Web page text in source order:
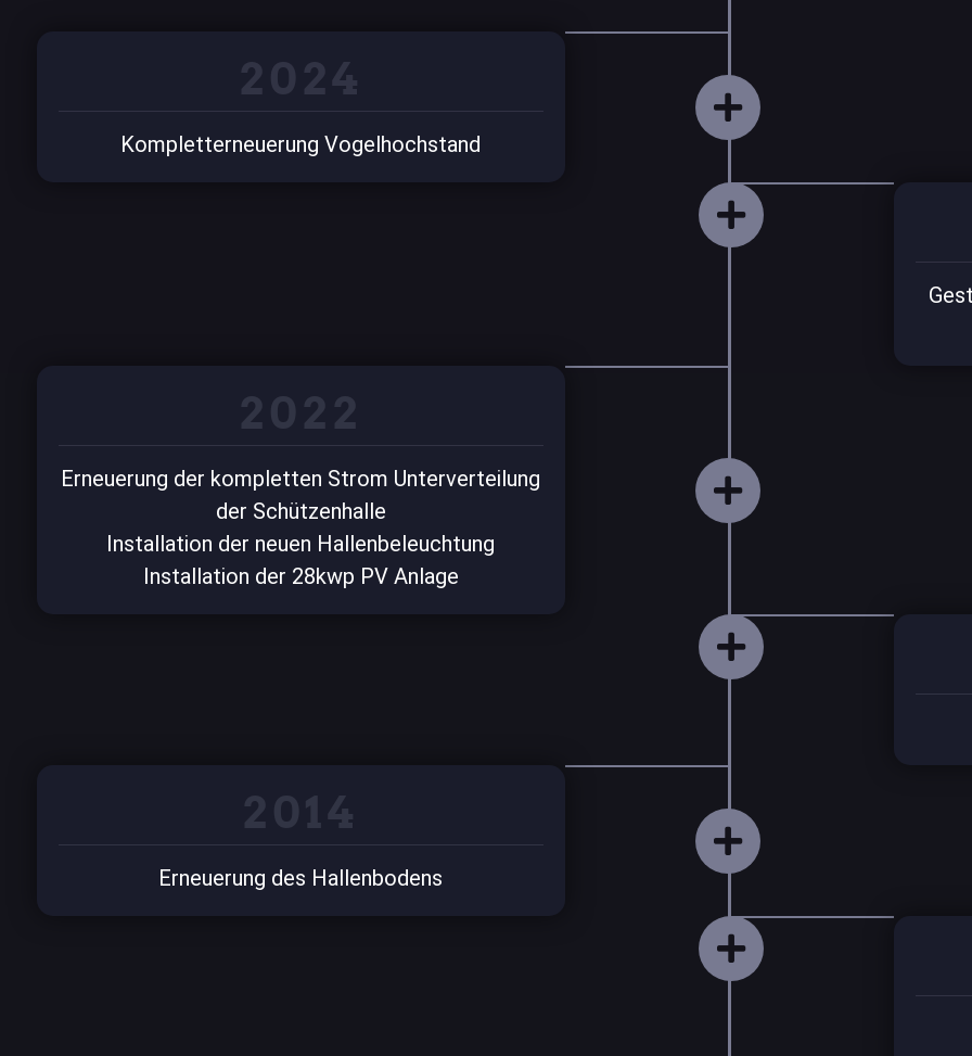
2024
Kompletterneuerung Vogelhochstand
2022
Erneuerung der kompletten Strom Unterverteilung
der Schützenhalle
Installation der neuen Hallenbeleuchtung
Installation der 28kwp PV Anlage
2014
Erneuerung des Hallenbodens